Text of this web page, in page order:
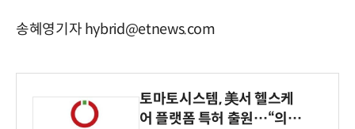
송혜영기자 hybrid@etnews.com
토마토시스템, 美서 헬스케
어 플랫폼 특허 출원…“의료